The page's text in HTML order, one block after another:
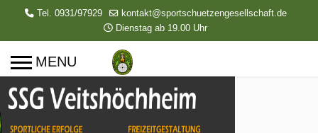
Tel. 0931/97929
kontakt@sportschuetzengesellschaft.de
Dienstag ab 19.00 Uhr